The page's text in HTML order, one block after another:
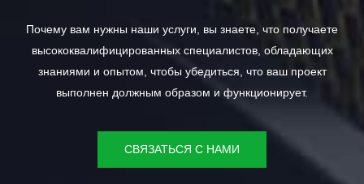
Почему вам нужны наши услуги, вы знаете, что получаете
высококвалифицированных специалистов, обладающих
знаниями и опытом, чтобы убедиться, что ваш проект
выполнен должным образом и функционирует.
СВЯЗАТЬСЯ С НАМИ